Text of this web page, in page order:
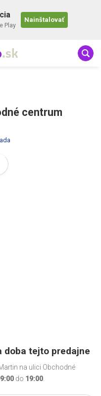
Play
Nainštalovať
.sk
centrum
doba tejto predajne
na ulici Obchodné
do 19:00.